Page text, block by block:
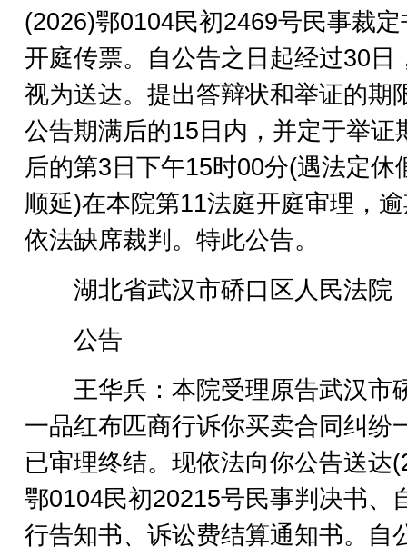
(2026)鄂0104民初2469号民事裁定
开庭传票。自公告之日起经过30日
视为送达。提出答辩状和举证的期
公告期满后的15日内，并定于举证
后的第3日下午15时00分(遇法定休
顺延)在本院第11法庭开庭审理，
依法缺席裁判。特此公告。
湖北省武汉市硚口区人民法院
公告
王华兵：本院受理原告武汉市
一品红布匹商行诉你买卖合同纠纷
已审理终结。现依法向你公告送达
鄂0104民初20215号民事判决书、
行告知书、诉讼费结算通知书。自